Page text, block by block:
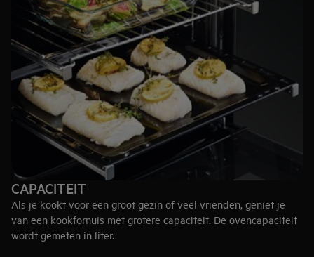
wordt uitgerust met intelligente functies. De gelijkmatige
warmtedistributie in elektrische ovens maakt deze ideaal om
te bakken.
Kookfornuizen met dubbele brandstof
combineren de
voordelen van zowel elektriciteit als gas. Kies voor het
assortiment van AEG die een multifunctionele elektrische oven
combineert met een ruim gasfornuis.
CAPACITEIT
Als je kookt voor een groot gezin of veel vrienden, geniet je
van een kookfornuis met grotere capaciteit. De ovencapaciteit
wordt gemeten in liter.